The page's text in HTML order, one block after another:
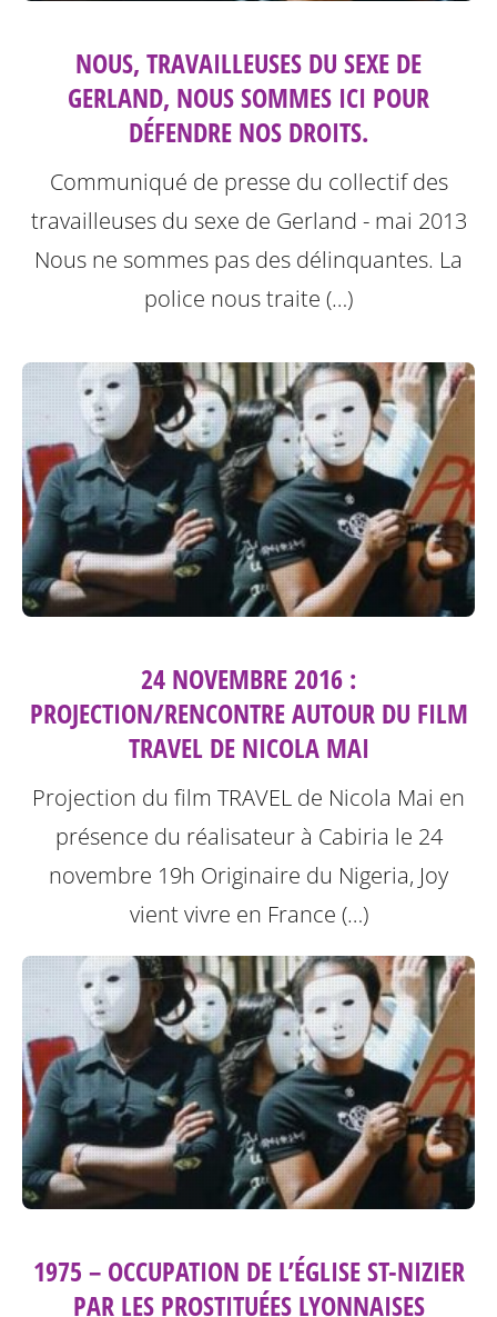
NOUS, TRAVAILLEUSES DU SEXE DE
GERLAND, NOUS SOMMES ICI POUR
DÉFENDRE NOS DROITS.
Communiqué de presse du collectif des
travailleuses du sexe de Gerland - mai 2013
Nous ne sommes pas des délinquantes. La
police nous traite (…)
24 NOVEMBRE 2016 :
PROJECTION/RENCONTRE AUTOUR DU FILM
TRAVEL DE NICOLA MAI
Projection du film TRAVEL de Nicola Mai en
présence du réalisateur à Cabiria le 24
novembre 19h Originaire du Nigeria, Joy
vient vivre en France (…)
1975 – OCCUPATION DE L’ÉGLISE ST-NIZIER
PAR LES PROSTITUÉES LYONNAISES